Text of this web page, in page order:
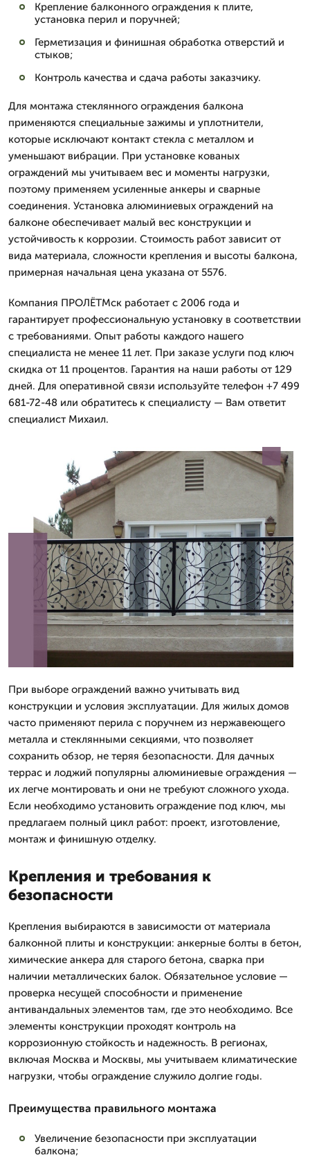
Крепление балконного ограждения к плите,
установка перил и поручней;
Герметизация и финишная обработка отверстий и
стыков;
Контроль качества и сдача работы заказчику.
Для монтажа стеклянного ограждения балкона
применяются специальные зажимы и уплотнители,
которые исключают контакт стекла с металлом и
уменьшают вибрации. При установке кованых
ограждений мы учитываем вес и моменты нагрузки,
поэтому применяем усиленные анкеры и сварные
соединения. Установка алюминиевых ограждений на
балконе обеспечивает малый вес конструкции и
устойчивость к коррозии. Стоимость работ зависит от
вида материала, сложности крепления и высоты балкона,
примерная начальная цена указана от 5576.
Компания ПРОЛЁТМск работает с 2006 года и
гарантирует профессиональную установку в соответствии
с требованиями. Опыт работы каждого нашего
специалиста не менее 11 лет. При заказе услуги под ключ
скидка от 11 процентов. Гарантия на наши работы от 129
дней. Для оперативной связи используйте телефон +7 499
681-72-48 или обратитесь к специалисту — Вам ответит
специалист Михаил.
При выборе ограждений важно учитывать вид
конструкции и условия эксплуатации. Для жилых домов
часто применяют перила с поручнем из нержавеющего
металла и стеклянными секциями, что позволяет
сохранить обзор, не теряя безопасности. Для дачных
террас и лоджий популярны алюминиевые ограждения —
их легче монтировать и они не требуют сложного ухода.
Если необходимо установить ограждение под ключ, мы
предлагаем полный цикл работ: проект, изготовление,
монтаж и финишную отделку.
Крепления и требования к
безопасности
Крепления выбираются в зависимости от материала
балконной плиты и конструкции: анкерные болты в бетон,
химические анкера для старого бетона, сварка при
наличии металлических балок. Обязательное условие —
проверка несущей способности и применение
антивандальных элементов там, где это необходимо. Все
элементы конструкции проходят контроль на
коррозионную стойкость и надежность. В регионах,
включая Москва и Москвы, мы учитываем климатические
нагрузки, чтобы ограждение служило долгие годы.
Преимущества правильного монтажа
Увеличение безопасности при эксплуатации
балкона;